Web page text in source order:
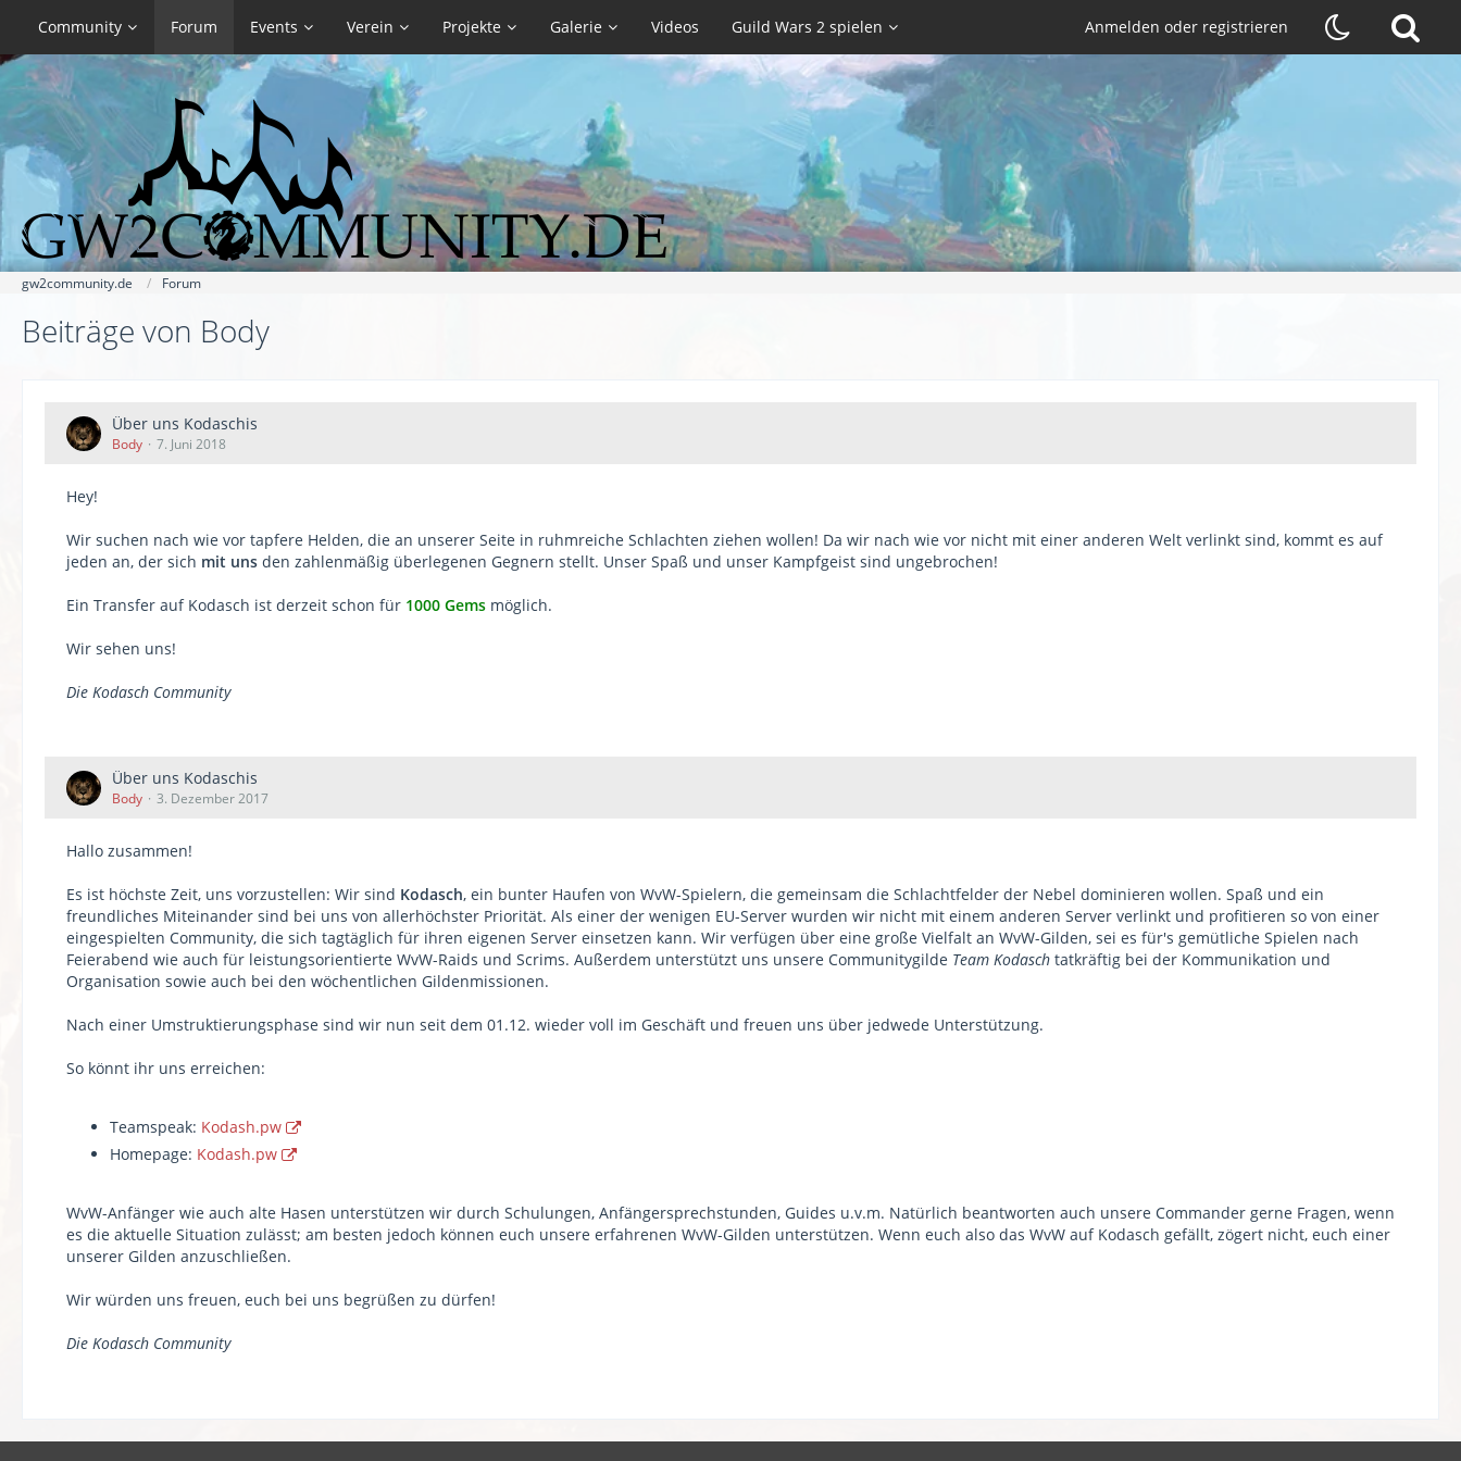
Community Forum Events Verein Projekte Galerie Videos Guild Wars 2 spielen Anmelden oder registrieren
gw2community.de Forum
Beiträge von Body
Über uns Kodaschis
Body 7. Juni 2018
Hey!
Wir suchen nach wie vor tapfere Helden, die an unserer Seite in ruhmreiche Schlachten ziehen wollen! Da wir nach wie vor nicht mit einer anderen Welt verlinkt sind, kommt es auf
jeden an, der sich mit uns den zahlenmäßig überlegenen Gegnern stellt. Unser Spaß und unser Kampfgeist sind ungebrochen!
Ein Transfer auf Kodasch ist derzeit schon für 1000 Gems möglich.
Wir sehen uns!
Die Kodasch Community
Über uns Kodaschis
Body 3. Dezember 2017
Hallo zusammen!
Es ist höchste Zeit, uns vorzustellen: Wir sind Kodasch, ein bunter Haufen von WvW-Spielern, die gemeinsam die Schlachtfelder der Nebel dominieren wollen. Spaß und ein
freundliches Miteinander sind bei uns von allerhöchster Priorität. Als einer der wenigen EU-Server wurden wir nicht mit einem anderen Server verlinkt und profitieren so von einer
eingespielten Community, die sich tagtäglich für ihren eigenen Server einsetzen kann. Wir verfügen über eine große Vielfalt an WvW-Gilden, sei es für's gemütliche Spielen nach
Feierabend wie auch für leistungsorientierte WvW-Raids und Scrims. Außerdem unterstützt uns unsere Communitygilde Team Kodasch tatkräftig bei der Kommunikation und
Organisation sowie auch bei den wöchentlichen Gildenmissionen.
Nach einer Umstruktierungsphase sind wir nun seit dem 01.12. wieder voll im Geschäft und freuen uns über jedwede Unterstützung.
So könnt ihr uns erreichen:
Teamspeak: Kodash.pw
Homepage: Kodash.pw
WvW-Anfänger wie auch alte Hasen unterstützen wir durch Schulungen, Anfängersprechstunden, Guides u.v.m. Natürlich beantworten auch unsere Commander gerne Fragen, wenn
es die aktuelle Situation zulässt; am besten jedoch können euch unsere erfahrenen WvW-Gilden unterstützen. Wenn euch also das WvW auf Kodasch gefällt, zögert nicht, euch einer
unserer Gilden anzuschließen.
Wir würden uns freuen, euch bei uns begrüßen zu dürfen!
Die Kodasch Community